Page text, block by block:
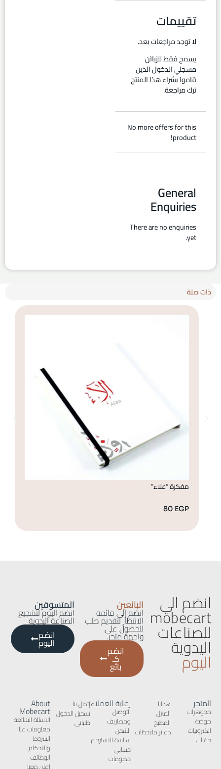
تقييمات
لا توجد مراجعات بعد.
يسمح فقط للزبائن
مسجلي الدخول الذين
قاموا بشراء هذا المنتج
ترك مراجعة.
No more offers for this
product!
General
Enquiries
There are no enquiries
yet.
ذات صلة
مفكرة “علاء”
80 EGP
انضم الي
mobecart
للصناعات
اليدوية
اليوم
البائعين
انضم إلى قائمة
الانتظار لتقديم طلب
للحصول على
واجهة متجر.
انضم
كـ
بائع
المتسوقين
انضم اليوم لتشجيع
الصناعة اليدوية
انضم
اليوم
المتجر
مجوهرات
موضة
الكترونيات
حقائب
هدايا
المنزل
المطبخ
دفاتر ملاحظات
رعاية العملاء
التوصيل
ومصاريف
الشحن
سياسة الاسترجاع
حسابى
خصومات
إتصل بنا
تسجيل الدخول
طلباتى
About
Mobecart
الاسئلة الشائعة
معلومات عنا
الشروط
والاحكام
الوظائف
إعلن معنا